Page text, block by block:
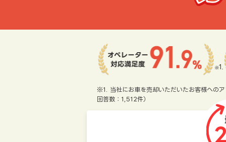
※1. 当社にお車を売却いただいたお客様への
回答数：1,512件）